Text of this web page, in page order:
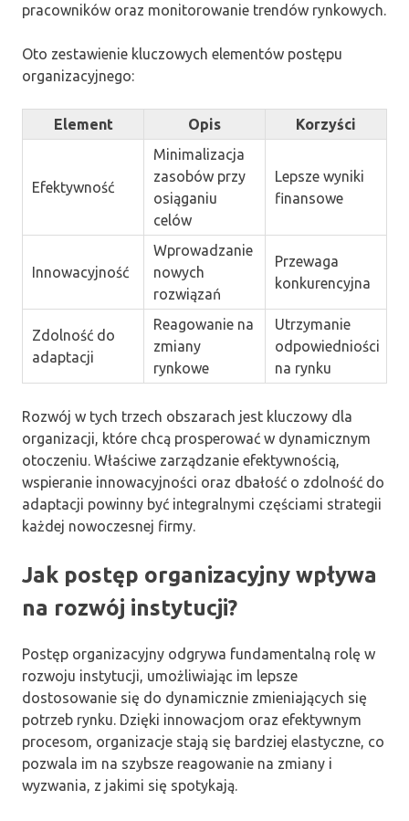
pracowników oraz monitorowanie trendów rynkowych.
Oto zestawienie kluczowych elementów postępu
organizacyjnego:
Element Opis Korzyści
Efektywność
Minimalizacja
zasobów przy
osiąganiu
celów
Lepsze wyniki
finansowe
Innowacyjność
Wprowadzanie
nowych
rozwiązań
Przewaga
konkurencyjna
Zdolność do
adaptacji
Reagowanie na
zmiany
rynkowe
Utrzymanie
odpowiedniości
na rynku
Rozwój w tych trzech obszarach jest kluczowy dla
organizacji, które chcą prosperować w dynamicznym
otoczeniu. Właściwe zarządzanie efektywnością,
wspieranie innowacyjności oraz dbałość o zdolność do
adaptacji powinny być integralnymi częściami strategii
każdej nowoczesnej firmy.
Jak postęp organizacyjny wpływa
na rozwój instytucji?
Postęp organizacyjny odgrywa fundamentalną rolę w
rozwoju instytucji, umożliwiając im lepsze
dostosowanie się do dynamicznie zmieniających się
potrzeb rynku. Dzięki innowacjom oraz efektywnym
procesom, organizacje stają się bardziej elastyczne, co
pozwala im na szybsze reagowanie na zmiany i
wyzwania, z jakimi się spotykają.